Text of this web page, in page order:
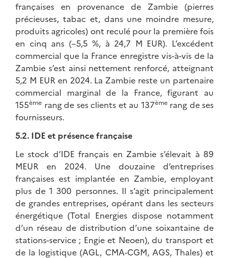
françaises en provenance de Zambie (pierres
précieuses, tabac et, dans une moindre mesure,
produits agricoles) ont reculé pour la première fois
en cinq ans (–5,5 %, à 24,7 M EUR). L’excédent
commercial que la France enregistre vis-à-vis de la
Zambie s’est ainsi nettement renforcé, atteignant
5,2 M EUR en 2024. La Zambie reste un partenaire
commercial marginal de la France, figurant au
155ème rang de ses clients et au 137èmerang de ses
fournisseurs.
5.2. IDE et présence française
Le stock d’IDE français en Zambie s’élevait à 89
MEUR en 2024. Une douzaine d’entreprises
françaises est implantée en Zambie, employant
plus de 1 300 personnes. Il s’agit principalement
de grandes entreprises, opérant dans les secteurs
énergétique (Total Energies dispose notamment
d’un réseau de distribution d’une soixantaine de
stations-service ; Engie et Neoen), du transport et
de la logistique (AGL, CMA-CGM, AGS, Thales) et